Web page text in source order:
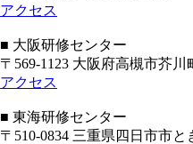
アクセス
■ 大阪研修センター
〒569-1123 大阪府高槻市芥
アクセス
■ 東海研修センター
〒510-0834 三重県四日市市と